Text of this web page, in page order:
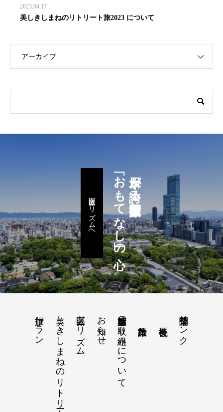
2023.04.17
美しきしまねのリトリート旅2023 について
アーカイブ
日本が誇る医療技術と
「おもてなし」の心
医療ツーリズムへ
旅行プラン 美しきしまねのリトリート旅 2026 医療ツーリズム お知らせ 感染症対策の取り組みについて 関連企業リンク